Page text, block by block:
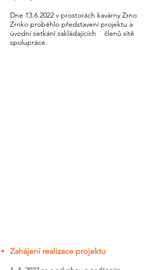
Dne 13.6.2022 v prostorách kavárny Zrno
Zrnko proběhlo představení projektu a
úvodní setkání zakládajících členů sítě
spolupráce.
Zahájení realizace projektu